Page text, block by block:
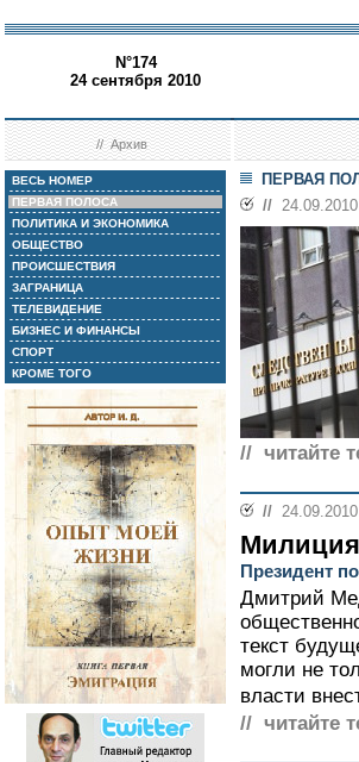
N°174
24 сентября 2010
//Архив
ВЕСЬ НОМЕР
ПЕРВАЯ ПОЛОСА
ПОЛИТИКА И ЭКОНОМИКА
ОБЩЕСТВО
ПРОИСШЕСТВИЯ
ЗАГРАНИЦА
ТЕЛЕВИДЕНИЕ
БИЗНЕС И ФИНАНСЫ
СПОРТ
КРОМЕ ТОГО
ПЕРВАЯ
// 24.09.2010
// читайте
// 24.09.2010
Президент
Дмитрий
текст
могли не
власти
// читайте